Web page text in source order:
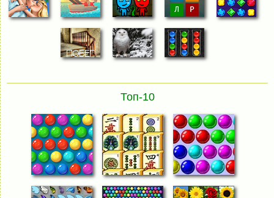
Топ-10